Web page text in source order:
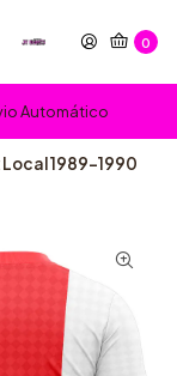
0
Automático
1989-1990